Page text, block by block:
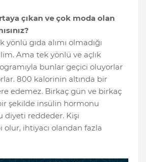
çıkan ve çok moda olan
gıda alımı olmadığı
Ama tek yönlü ve açlık
bunlar geçici oluyorlar
800 kalorinin altında bir
edemez. Birkaç gün ve birkaç
şekilde insülin hormonu
diyeti reddeder. Kişi
olur, ihtiyacı olandan fazla